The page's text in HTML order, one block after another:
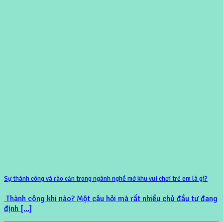
Sự thành công và rào cản trong ngành nghề mở khu vui chơi trẻ em là gì?
Thành công khi nào? Một câu hỏi mà rất nhiều chủ đầu tư đang
định [...]